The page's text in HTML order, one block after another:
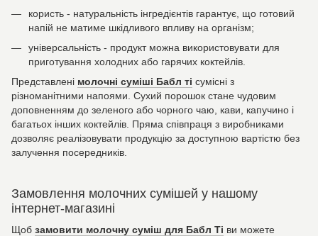
користь - натуральність інгредієнтів гарантує, що готовий
напій не матиме шкідливого впливу на організм;
універсальність - продукт можна використовувати для
приготування холодних або гарячих коктейлів.
Представлені молочні суміші Бабл ті сумісні з
різноманітними напоями. Сухий порошок стане чудовим
доповненням до зеленого або чорного чаю, кави, капучино і
багатьох інших коктейлів. Пряма співпраця з виробниками
дозволяє реалізовувати продукцію за доступною вартістю без
залучення посередників.
Замовлення молочних сумішей у нашому
інтернет-магазині
Щоб замовити молочну суміш для Бабл Ті ви можете